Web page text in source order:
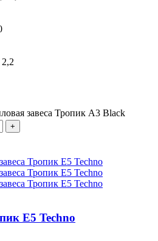
завеса Тропик А3 Black
E5 Techno